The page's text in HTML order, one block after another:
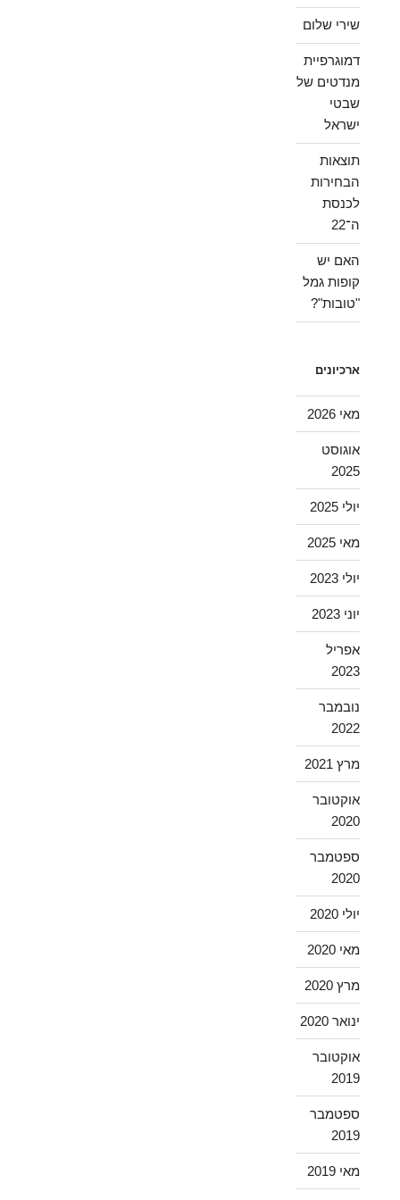
שירי שלום
דמוגרפיית
מנדטים של
שבטי
ישראל
תוצאות
הבחירות
לכנסת
ה־22
האם יש
קופות גמל
"טובות"?
ארכיונים
מאי 2026
אוגוסט
2025
יולי 2025
מאי 2025
יולי 2023
יוני 2023
אפריל
2023
נובמבר
2022
מרץ 2021
אוקטובר
2020
ספטמבר
2020
יולי 2020
מאי 2020
מרץ 2020
ינואר 2020
אוקטובר
2019
ספטמבר
2019
מאי 2019